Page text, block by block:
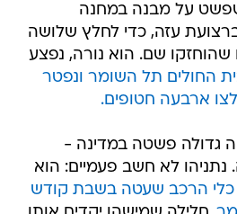
על מבנה במחנה
עזה, כדי לחלץ שלושה
שם. הוא נורה, נפצע
החולים תל השומר ונפטר
ארבעה חטופים.
גדולה פשטה במדינה -
לא חשב פעמיים: הוא
כלי הרכב שעטה בשבת קודש